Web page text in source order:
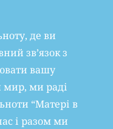
де ви
зв’язок з
вашу
мир, ми раді
“Матері в
і разом ми